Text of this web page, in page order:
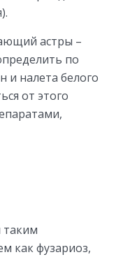
астры –
по
и налета белого
от этого
таким
как фузариоз,